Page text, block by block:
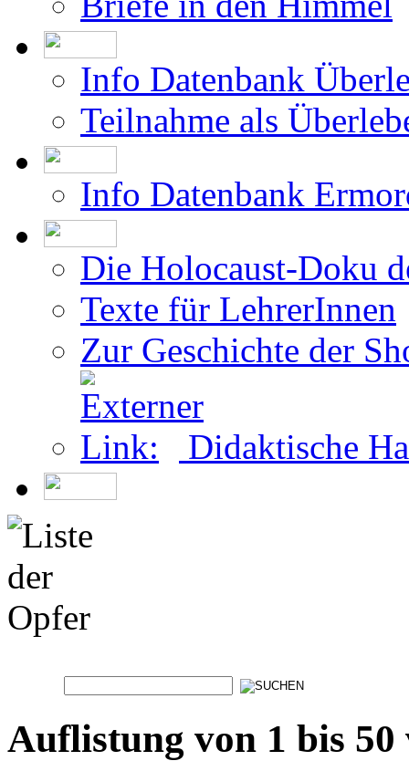
Info Datenbank
Teilnahme als
Info Datenbank
Die Holocaust-Doku
Texte für LehrerInnen
Zur Geschichte der
Didaktische
Auflistung von 1 bis 50